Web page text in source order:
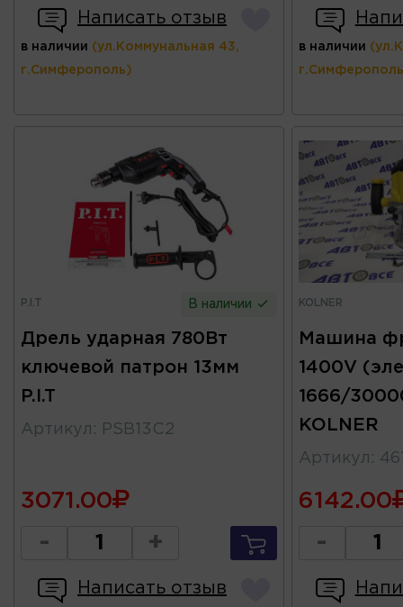
Написать отзыв
в наличии (ул.Коммунальная 43,
г.Симферополь)
в наличии
P.I.T В наличии
Дрель ударная 780Вт
ключевой патрон 13мм
P.I.T
Артикул : PSB13C2
3071.00
- +
Написать отзыв
KOLNER
Машина
1400V
1666/
KOLNER
Артикул :
6142.00
-